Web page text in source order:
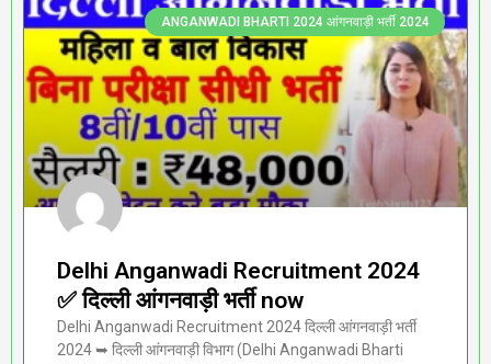
ANGANWADI BHARTI 2024 आंगनवाड़ी भर्ती 2024
Delhi Anganwadi Recruitment 2024
✅ दिल्ली आंगनवाड़ी भर्ती now
Delhi Anganwadi Recruitment 2024 दिल्ली आंगनवाड़ी भर्ती
2024 ➥ दिल्ली आंगनवाड़ी विभाग (Delhi Anganwadi Bharti